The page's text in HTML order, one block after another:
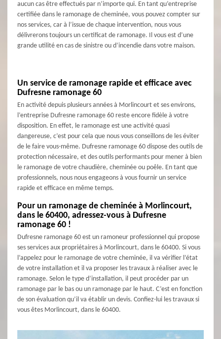
aucun cas être effectués par n’importe qui. En tant qu’entreprise
certifiée dans le ramonage de cheminée, vous pouvez compter sur
nos services, car à l’issue de chaque intervention, nous vous
délivrerons toujours un certificat de ramonage. Il vous est d’une
grande utilité en cas de sinistre ou d’incendie dans votre maison.
Un service de ramonage rapide et efficace avec
Dufresne ramonage 60
En activité depuis plusieurs années à Morlincourt et ses environs,
l’entreprise Dufresne ramonage 60 reste encore fidèle à votre
disposition. En effet, le ramonage est une activité quasi
dangereuse, c’est pour cela que nous vous conseillons de les éviter
de le faire vous-même. Dufresne ramonage 60 dispose des outils de
protection nécessaire, et des outils performants pour mener à bien
le ramonage de votre chaudière, cheminée ou poêle. En tant que
professionnels, nous nous engageons à vous fournir un service
rapide et efficace en même temps.
Pour un ramonage de cheminée à Morlincourt,
dans le 60400, adressez-vous à Dufresne
ramonage 60 !
Dufresne ramonage 60 est un ramoneur professionnel qui propose
ses services aux propriétaires à Morlincourt, dans le 60400. Si vous
l’appelez pour le ramonage de votre cheminée, il va vérifier l’état
de votre installation et il va proposer les travaux à réaliser avec le
ramonage. Selon le type d’installation, il peut procéder par un
ramonage par le bas ou un ramonage par le haut. C’est en fonction
de son évaluation qu’il va établir un devis. Confiez-lui les travaux si
vous êtes Morlincourt, dans le 60400.